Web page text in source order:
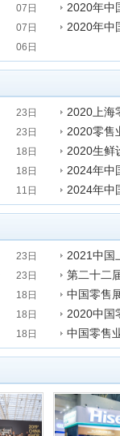
发表时间
07日
发表时间
07日
2020年中
06日
23日
2020上海
发表时间
23日
2020零售
发表时间
18日
2020生鲜
发表时间
18日
发表时间
11日
2024年中
23日
发表时间
23日
发表时间
18日
发表时间
18日
2020中国
发表时间
18日
中国零售